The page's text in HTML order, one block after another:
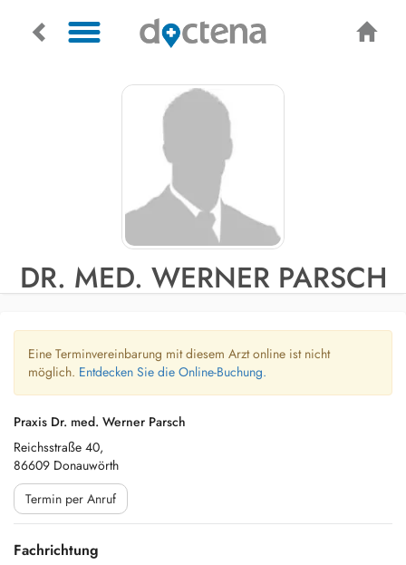
DR. MED. WERNER PARSCH
Eine Terminvereinbarung mit diesem Arzt online ist nicht
möglich. Entdecken Sie die Online-Buchung.
Praxis Dr. med. Werner Parsch
Reichsstraße 40,
86609 Donauwörth
Termin per Anruf
Fachrichtung